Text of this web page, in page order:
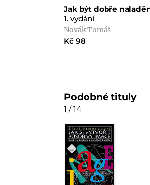
Jak být dobře
1. vydání
Novák Tomáš
Kč 98
Podobné tituly
1 / 14